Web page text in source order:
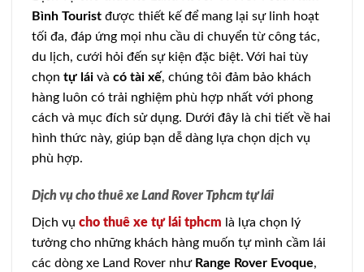
Bình Tourist được thiết kế để mang lại sự linh hoạt
tối đa, đáp ứng mọi nhu cầu di chuyển từ công tác,
du lịch, cưới hỏi đến sự kiện đặc biệt. Với hai tùy
chọn tự lái và có tài xế, chúng tôi đảm bảo khách
hàng luôn có trải nghiệm phù hợp nhất với phong
cách và mục đích sử dụng. Dưới đây là chi tiết về hai
hình thức này, giúp bạn dễ dàng lựa chọn dịch vụ
phù hợp.
Dịch vụ cho thuê xe Land Rover Tphcm tự lái
Dịch vụ cho thuê xe tự lái tphcm là lựa chọn lý
tưởng cho những khách hàng muốn tự mình cầm lái
các dòng xe Land Rover như Range Rover Evoque,